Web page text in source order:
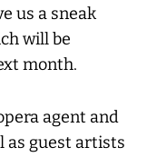
us a sneak
will be
month.
agent and
as guest artists